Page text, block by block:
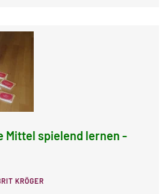
Mittel spielend lernen -
KRÖGER